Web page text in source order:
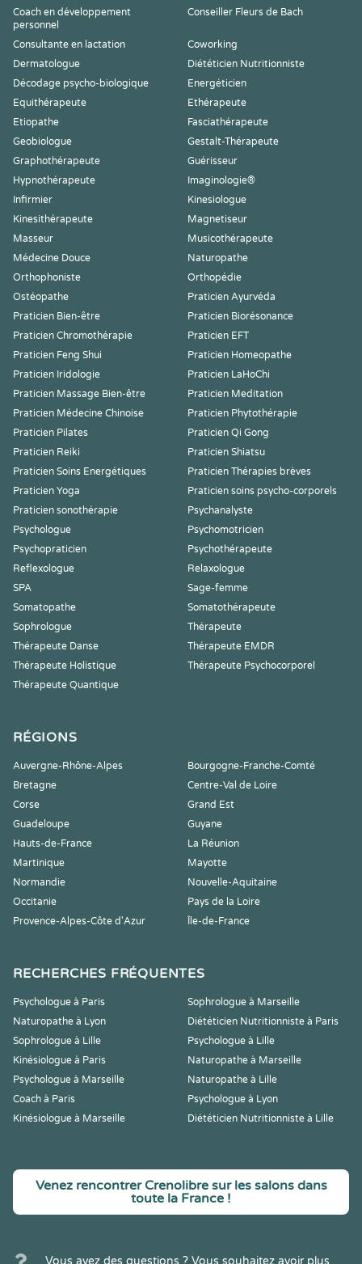
Coach en développement
personnel
Conseiller Fleurs de Bach
Consultante en lactation
Coworking
Dermatologue
Diététicien Nutritionniste
Décodage psycho-biologique
Energéticien
Equithérapeute
Ethérapeute
Etiopathe
Fasciathérapeute
Geobiologue
Gestalt-Thérapeute
Graphothérapeute
Guérisseur
Hypnothérapeute
Imaginologie®
Infirmier
Kinesiologue
Kinesithérapeute
Magnetiseur
Masseur
Musicothérapeute
Médecine Douce
Naturopathe
Orthophoniste
Orthopédie
Ostéopathe
Praticien Ayurvéda
Praticien Bien-être
Praticien Biorésonance
Praticien Chromothérapie
Praticien EFT
Praticien Feng Shui
Praticien Homeopathe
Praticien Iridologie
Praticien LaHoChi
Praticien Massage Bien-être
Praticien Meditation
Praticien Médecine Chinoise
Praticien Phytothérapie
Praticien Pilates
Praticien Qi Gong
Praticien Reiki
Praticien Shiatsu
Praticien Soins Energétiques
Praticien Thérapies brèves
Praticien Yoga
Praticien soins psycho-corporels
Praticien sonothérapie
Psychanalyste
Psychologue
Psychomotricien
Psychopraticien
Psychothérapeute
Reflexologue
Relaxologue
SPA
Sage-femme
Somatopathe
Somatothérapeute
Sophrologue
Thérapeute
Thérapeute Danse
Thérapeute EMDR
Thérapeute Holistique
Thérapeute Psychocorporel
Thérapeute Quantique
RÉGIONS
Auvergne-Rhône-Alpes
Bourgogne-Franche-Comté
Bretagne
Centre-Val de Loire
Corse
Grand Est
Guadeloupe
Guyane
Hauts-de-France
La Réunion
Martinique
Mayotte
Normandie
Nouvelle-Aquitaine
Occitanie
Pays de la Loire
Provence-Alpes-Côte d'Azur
Île-de-France
RECHERCHES FRÉQUENTES
Psychologue à Paris
Sophrologue à Marseille
Naturopathe à Lyon
Diététicien Nutritionniste à Paris
Sophrologue à Lille
Psychologue à Lille
Kinésiologue à Paris
Naturopathe à Marseille
Psychologue à Marseille
Naturopathe à Lille
Coach à Paris
Psychologue à Lyon
Kinésiologue à Marseille
Diététicien Nutritionniste à Lille
Venez rencontrer Crenolibre sur les salons dans
toute la France !
Vous avez des questions ? Vous souhaitez avoir plus